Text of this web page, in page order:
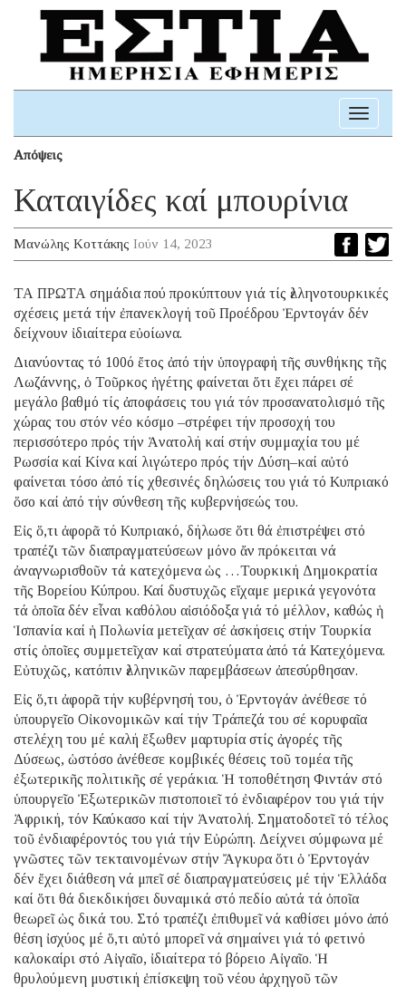
Toggle
Απόψεις
Καταιγίδες καί μπουρίνια
Μανώλης Κοττάκης Ιούν 14, 2023
ΤΑ ΠΡΩΤΑ σημάδια πού προκύπτουν γιά τίς ἑλληνοτουρκικές
σχέσεις μετά τήν ἐπανεκλογή τοῦ Προέδρου Ἐρντογάν δέν
δείχνουν ἰδιαίτερα εὐοίωνα.
Διανύοντας τό 100ό ἔτος ἀπό τήν ὑπογραφή τῆς συνθήκης τῆς
Λωζάννης, ὁ Τοῦρκος ἡγέτης φαίνεται ὅτι ἔχει πάρει σέ
μεγάλο βαθμό τίς ἀποφάσεις του γιά τόν προσανατολισμό τῆς
χώρας του στόν νέο κόσμο –στρέφει τήν προσοχή του
περισσότερο πρός τήν Ἀνατολή καί στήν συμμαχία του μέ
Ρωσσία καί Κίνα καί λιγώτερο πρός τήν Δύση–καί αὐτό
φαίνεται τόσο ἀπό τίς χθεσινές δηλώσεις του γιά τό Κυπριακό
ὅσο καί ἀπό τήν σύνθεση τῆς κυβερνήσεώς του.
Εἰς ὅ,τι ἀφορᾶ τό Κυπριακό, δήλωσε ὅτι θά ἐπιστρέψει στό
τραπέζι τῶν διαπραγματεύσεων μόνο ἄν πρόκειται νά
ἀναγνωρισθοῦν τά κατεχόμενα ὡς …Τουρκική Δημοκρατία
τῆς Βορείου Κύπρου. Καί δυστυχῶς εἴχαμε μερικά γεγονότα
τά ὁποῖα δέν εἶναι καθόλου αἰσιόδοξα γιά τό μέλλον, καθώς ἡ
Ἱσπανία καί ἡ Πολωνία μετεῖχαν σέ ἀσκήσεις στήν Τουρκία
στίς ὁποῖες συμμετεῖχαν καί στρατεύματα ἀπό τά Κατεχόμενα.
Εὐτυχῶς, κατόπιν ἑλληνικῶν παρεμβάσεων ἀπεσύρθησαν.
Εἰς ὅ,τι ἀφορᾶ τήν κυβέρνησή του, ὁ Ἐρντογάν ἀνέθεσε τό
ὑπουργεῖο Οἰκονομικῶν καί τήν Τράπεζά του σέ κορυφαῖα
στελέχη του μέ καλή ἔξωθεν μαρτυρία στίς ἀγορές τῆς
Δύσεως, ὡστόσο ἀνέθεσε κομβικές θέσεις τοῦ τομέα τῆς
ἐξωτερικῆς πολιτικῆς σέ γεράκια. Ἡ τοποθέτηση Φιντάν στό
ὑπουργεῖο Ἐξωτερικῶν πιστοποιεῖ τό ἐνδιαφέρον του γιά τήν
Ἀφρική, τόν Καύκασο καί τήν Ἀνατολή. Σηματοδοτεῖ τό τέλος
τοῦ ἐνδιαφέροντός του γιά τήν Εὐρώπη. Δείχνει σύμφωνα μέ
γνῶστες τῶν τεκταινομένων στήν Ἄγκυρα ὅτι ὁ Ἐρντογάν
δέν ἔχει διάθεση νά μπεῖ σέ διαπραγματεύσεις μέ τήν Ἑλλάδα
καί ὅτι θά διεκδικήσει δυναμικά στό πεδίο αὐτά τά ὁποῖα
θεωρεῖ ὡς δικά του. Στό τραπέζι ἐπιθυμεῖ νά καθίσει μόνο ἀπό
θέση ἰσχύος μέ ὅ,τι αὐτό μπορεῖ νά σημαίνει γιά τό φετινό
καλοκαίρι στό Αἰγαῖο, ἰδιαίτερα τό βόρειο Αἰγαῖο. Ἡ
θρυλούμενη μυστική ἐπίσκεψη τοῦ νέου ἀρχηγοῦ τῶν